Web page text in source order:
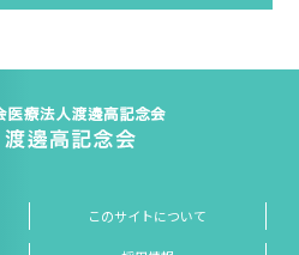
このサイトについて